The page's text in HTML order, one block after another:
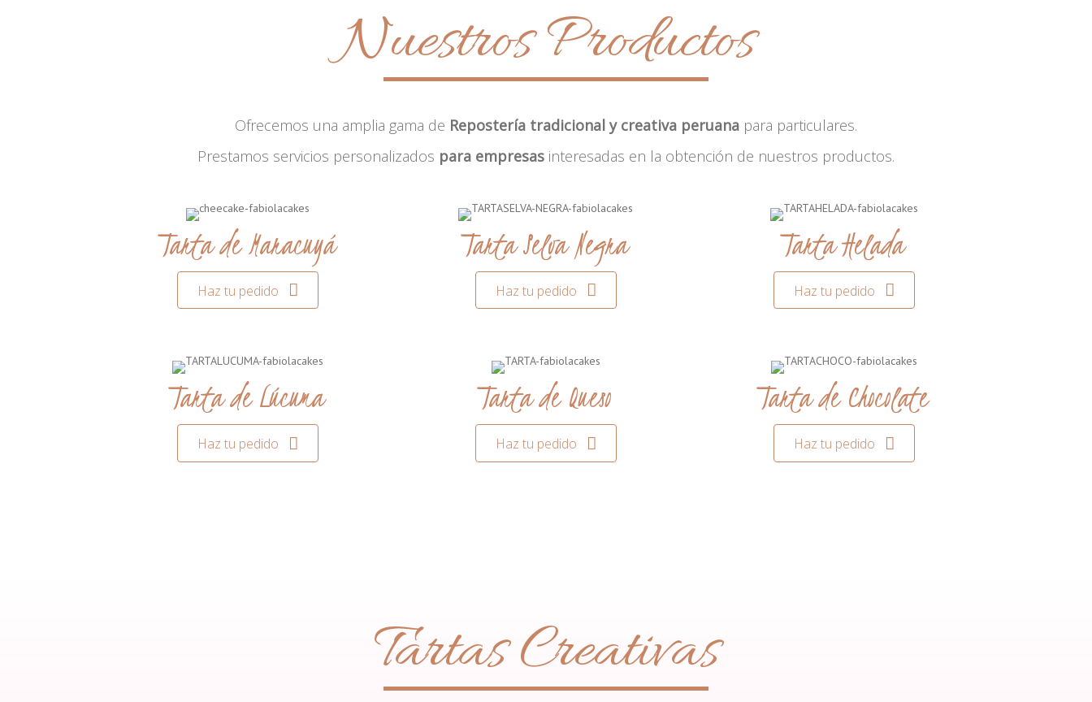
Nuestros Productos
Ofrecemos una amplia gama de Repostería tradicional y creativa peruana para particulares.
Prestamos servicios personalizados para empresas interesadas en la obtención de nuestros productos.
Tarta de Maracuyá
Haz tu pedido
Tarta Selva Negra
Haz tu pedido
Tarta Helada
Haz tu pedido
Tarta de Lúcuma
Haz tu pedido
Tarta de Queso
Haz tu pedido
Tarta de Chocolate
Haz tu pedido
Tartas Creativas